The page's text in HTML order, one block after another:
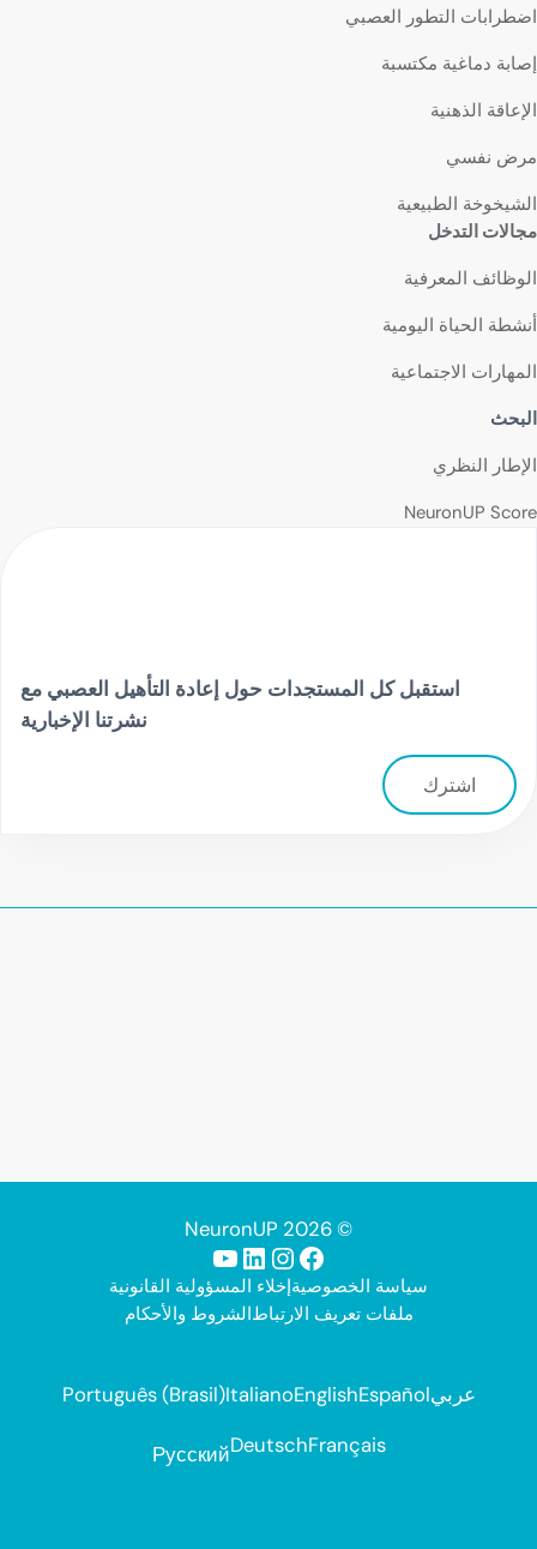
اضطرابات التطور العصبي
إصابة دماغية مكتسبة
الإعاقة الذهنية
مرض نفسي
الشيخوخة الطبيعية
مجالات التدخل
الوظائف المعرفية
أنشطة الحياة اليومية
المهارات الاجتماعية
البحث
الإطار النظري
NeuronUP Score
استقبل كل المستجدات حول إعادة التأهيل العصبي مع
نشرتنا الإخبارية
اشترك
© 2026 NeuronUP
فيسبوك
إنستجرام
لينكد إن
يوتيوب
سياسة الخصوصيةإخلاء المسؤولية القانونية
ملفات تعريف الارتباطالشروط والأحكام
عربيEspañol
English
Italiano
Português (Brasil)
Français
Deutsch
Русский